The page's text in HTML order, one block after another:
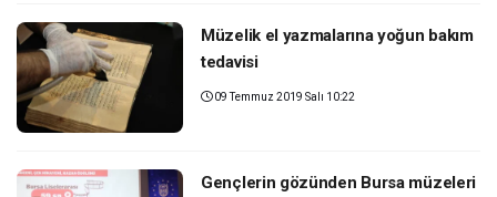
Müzelik el yazmalarına yoğun bakım
tedavisi
09 Temmuz 2019 Salı 10:22
Gençlerin gözünden Bursa müzeleri